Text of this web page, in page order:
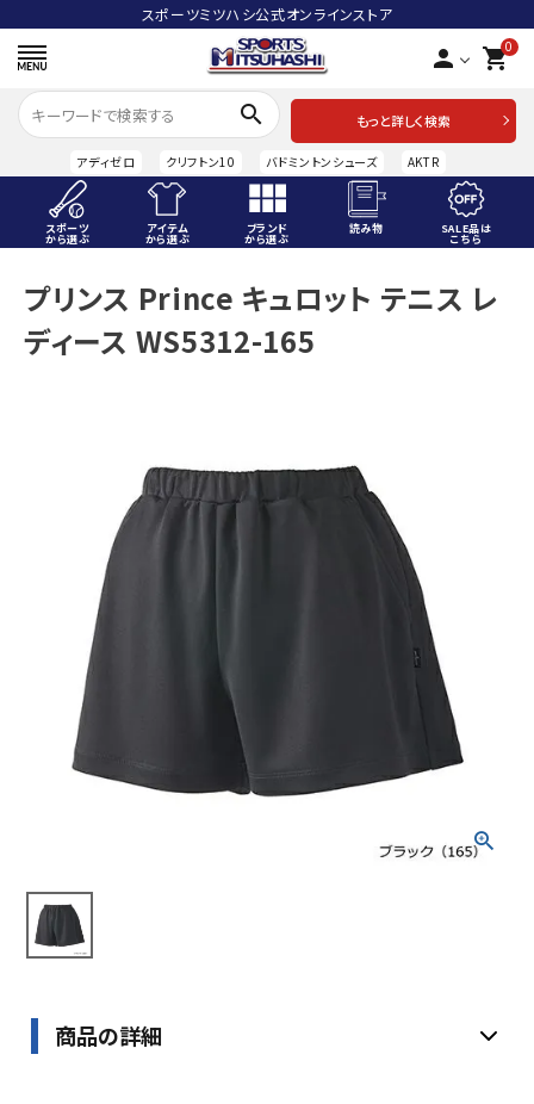
スポーツミツハシ公式オンラインストア
person 0
shopping_cart
search
もっと詳しく検索
アディゼロ クリフトン10 バドミントンシューズ AKTR
スポーツ
から選ぶ
アイテム
から選ぶ
ブランド
から選ぶ
読み物 SALE品は
こちら
ACCOUNT MENU
ようこそ ゲスト 様
アイテムから選ぶ
ブランドから選ぶ
SALE品はこちら
INFORMATIOM
ご利用ガイド
お問い合わせ
プライバシーポリシー
プリンス Prince キュロット テニス レ
ディース WS5312-165
商品の詳細